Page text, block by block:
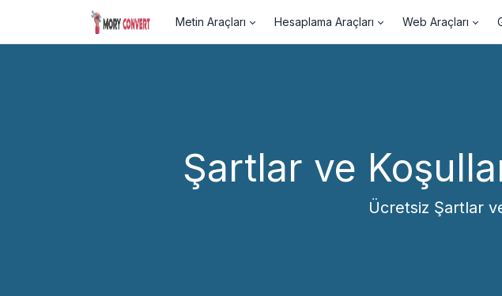
Metin Araçları Hesaplama Araçları Web Araçları
Şartlar ve
Ücretsiz Şartlar